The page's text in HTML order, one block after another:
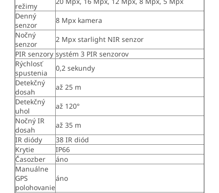
režimy
Denný
senzor
8 Mpx kamera
Nočný
senzor
2 Mpx starlight NIR senzor
PIR senzory systém 3 PIR senzorov
Rýchlosť
spustenia
0,2 sekundy
Detekčný
dosah
až 25 m
Detekčný
uhol
až 120°
Nočný IR
dosah
až 35 m
IR diódy
38 IR diód
Krytie
IP66
Časozber
áno
Manuálne
GPS
polohovanie
áno